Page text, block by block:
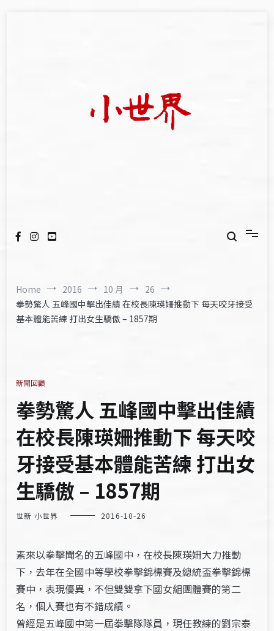
Home 2016 10 月
26
拳勢驚人 五峰國中擊出佳績 在校長陳瑛姍推動下 每天咬牙接受
基本體能苦練 打出女生驕傲 – 1857期
新聞回顧
拳勢驚人 五峰國中擊出佳績
在校長陳瑛姍推動下 每天咬
牙接受基本體能苦練 打出女
生驕傲 – 1857期
世新 小世界 2016-10-26
素來以拳擊聞名的五峰國中，在校長陳瑛姍大力推動
下，去年在全國中等學校拳擊錦標賽及總統盃拳擊錦標
賽中，表現優異，不但雙雙拿下國女組團體賽的第二
名，個人賽也有不錯成績。
曾經是五峰國中第一屆拳擊隊隊員，現任教練的劉宗泰